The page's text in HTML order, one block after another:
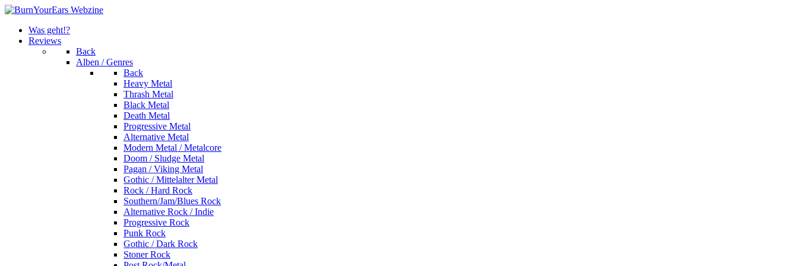
Was geht!?
Reviews
Back
Alben / Genres
Back
Heavy Metal
Thrash Metal
Black Metal
Death Metal
Progressive Metal
Alternative Metal
Modern Metal / Metalcore
Doom / Sludge Metal
Pagan / Viking Metal
Gothic / Mittelalter Metal
Rock / Hard Rock
Southern/Jam/Blues Rock
Alternative Rock / Indie
Progressive Rock
Punk Rock
Gothic / Dark Rock
Stoner Rock